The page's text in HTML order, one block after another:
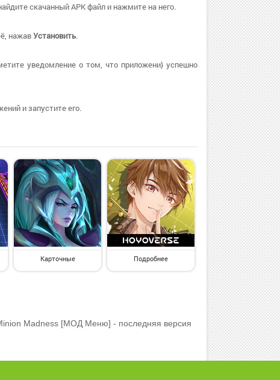
скачанный APK файл и нажмите на него.
нажавУстановить.
уведомление о том, что приложени} успешно
и запустите его.
Карточные Подробнее
Madness [МОД Меню] - последняя версия